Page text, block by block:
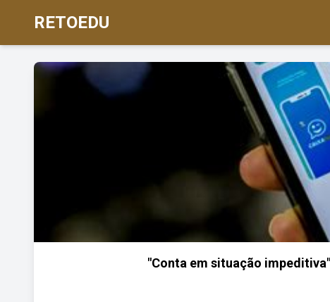
RETOEDU
"Conta em situação